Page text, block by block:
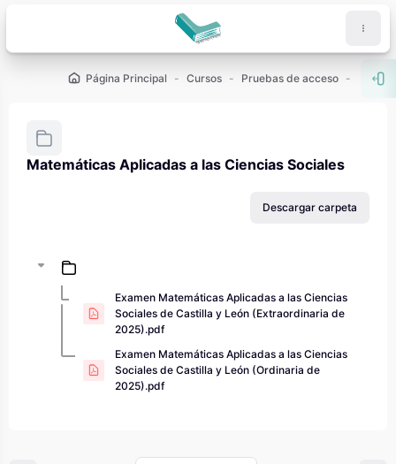
Página Principal Cursos Pruebas de acceso PAU -
Matemáticas Aplicadas a las Ciencias Sociales
Descargar carpeta
Examen Matemáticas Aplicadas a las Ciencias
Sociales de Castilla y León (Extraordinaria de
2025).pdf
Examen Matemáticas Aplicadas a las Ciencias
Sociales de Castilla y León (Ordinaria de
2025).pdf